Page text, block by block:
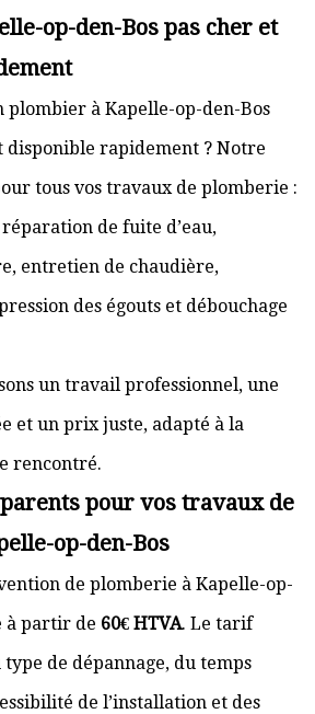
op-den-Bos pas cher et
plombier à Kapelle-op-den-Bos
disponible rapidement ? Notre
tous vos travaux de plomberie :
de fuite d’eau,
entretien de chaudière,
des égouts et débouchage
un travail professionnel, une
et un prix juste, adapté à la
rencontré.
pour vos travaux de
op-den-Bos
de plomberie à Kapelle-op-
à partir de 60€ HTVA. Le tarif
de dépannage, du temps
de l’installation et des